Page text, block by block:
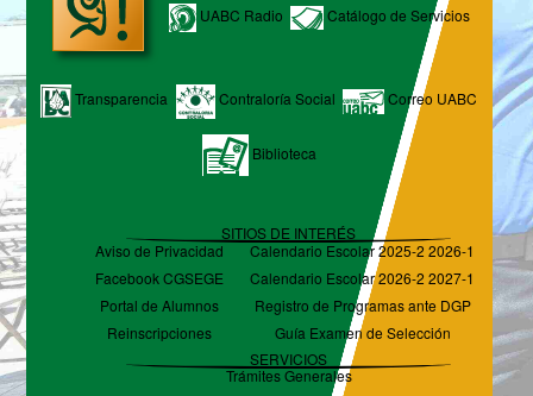
UABC Radio Catálogo de Servicios
Transparencia Contraloría Social Correo UABC
Biblioteca
SITIOS DE INTERÉS
Aviso de Privacidad
Calendario Escolar 2025-2 2026-1
Facebook CGSEGE
Calendario Escolar 2026-2 2027-1
Portal de Alumnos
Registro de Programas ante DGP
Reinscripciones
Guía Examen de Selección
SERVICIOS
Trámites Generales